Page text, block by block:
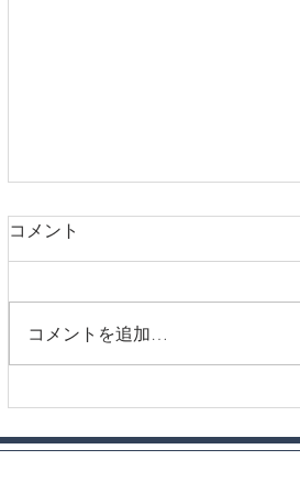
コメント
コメントを追加…